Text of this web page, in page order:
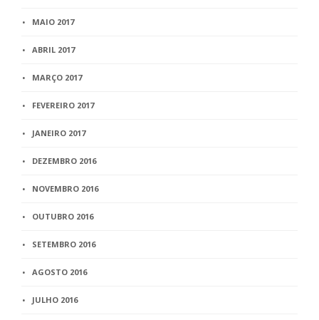
MAIO 2017
ABRIL 2017
MARÇO 2017
FEVEREIRO 2017
JANEIRO 2017
DEZEMBRO 2016
NOVEMBRO 2016
OUTUBRO 2016
SETEMBRO 2016
AGOSTO 2016
JULHO 2016